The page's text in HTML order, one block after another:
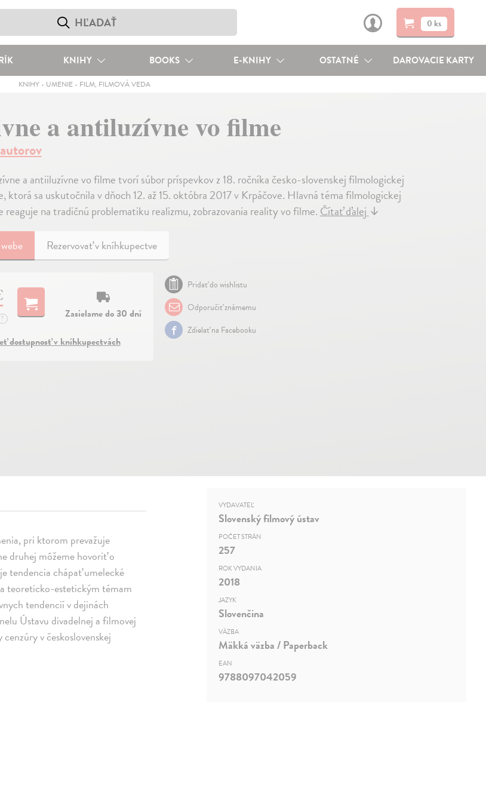
0 ks
KNIHY BOOKS E-KNIHY OSTATNÉ DAROVACIE KARTY
KNIHY - UMENIE - FILM, FILMOVÁ VEDA
a antiluzívne vo filme
a antiiluzívne vo filme tvorí súbor príspevkov z 18. ročníka česko-slovenskej filmologickej
ktorá sa uskutočnila v dňoch 12. až 15. októbra 2017 v Krpáčove. Hlavná téma filmologickej
reaguje na tradičnú problematiku realizmu, zobrazovania reality vo filme.Čítať ďalej↓
Rezervovať v kníhkupectve
?
Zasielame do 30 dní
dostupnosť v kníhkupectvách
Pridať do wishlistu
Odporučiť známemu
Zdielať na Facebooku
pri ktorom prevažuje
druhej môžeme hovoriť o
tendencia chápať umelecké
teoreticko-estetickým témam
tendencií v dejinách
Ústavu divadelnej a filmovej
v československej
VYDAVATEĽ
Slovenský filmový ústav
POČET STRÁN
257
ROK VYDANIA
2018
JAZYK
Slovenčina
VÄZBA
Mäkká väzba / Paperback
EAN
9788097042059